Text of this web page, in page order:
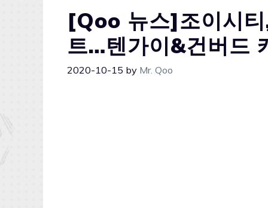
[Qoo 뉴스]조이시티
트…텐가이&건버드
2020-10-15 by Mr. Qoo